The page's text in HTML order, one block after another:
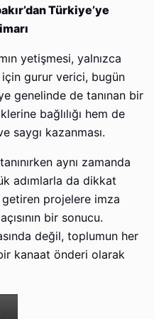
Türkiye’ye
yetişmesi, yalnızca
gurur verici, bugün
genelinde de tanınan bir
bağlılığı hem de
saygı kazanması.
aynı zamanda
adımlarla da dikkat
projelere imza
bir sonucu.
değil, toplumun her
kanaat önderi olarak